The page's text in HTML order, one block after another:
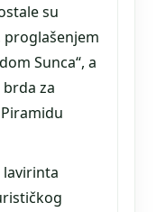
su
proglašenjem
Sunca“, a
za
lavirinta